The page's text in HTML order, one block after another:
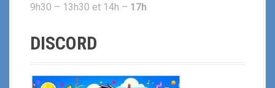
9h30 – 13h30 et 14h – 17h
DISCORD